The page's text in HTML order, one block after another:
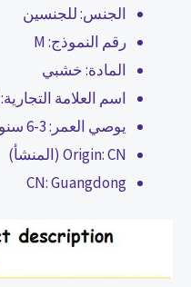
الجنس:للجنسين
رقم النموذج:M
المادة:خشبي
اسم العلامة التجارية:
يوصي العمر:3-6 سنوات,6-12y
Origin:CN (المنشأ)
CN:Guangdong